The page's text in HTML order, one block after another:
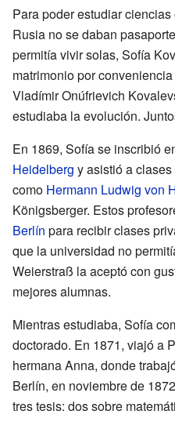
Para poder estudiar
Rusia no se daban
permitía vivir solas, Sofía
matrimonio por
Vladímir Onúfrievich
estudiaba la evolución.
En 1869, Sofía se inscribió
Heidelberg y asistió a
como Hermann Ludwig von
Königsberger. Estos
Berlín para recibir clases
que la universidad no
Weierstraß la aceptó con
mejores alumnas.
Mientras estudiaba, Sofía
doctorado. En 1871, viajó a
hermana Anna, donde
Berlín, en noviembre de
tres tesis: dos sobre